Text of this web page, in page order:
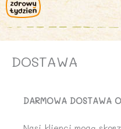
DOSTAWA
DARMOWA DOSTAWA